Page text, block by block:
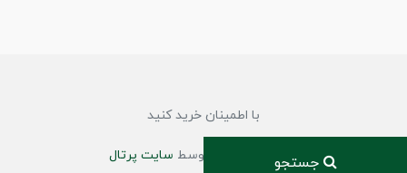
جستجو
با اطمینان خرید کنید
ساخت فروشگاه توسط سایت پرتال